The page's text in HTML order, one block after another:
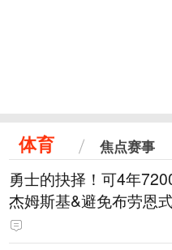
体育 焦点赛事
勇士的抉择！可4年
杰姆斯基&避免布劳恩